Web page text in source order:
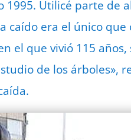
1995. Utilicé parte de
caído era el único
el que vivió 115
de los árboles»,